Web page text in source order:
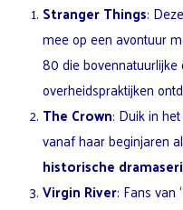
Stranger Things: Deze
mee op een avontuur
80 die
overheidspraktijken
The Crown: Duik in
vanaf haar beginjaren
historische
Virgin River: Fans van